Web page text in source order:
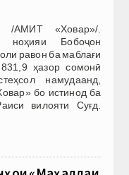
/АМИТ «Ховар»/.
ноҳияи Бобоҷон
равон ба маблағи
ҳазор сомонӣ
намудаанд,
бо истинод ба
вилояти Суғд.